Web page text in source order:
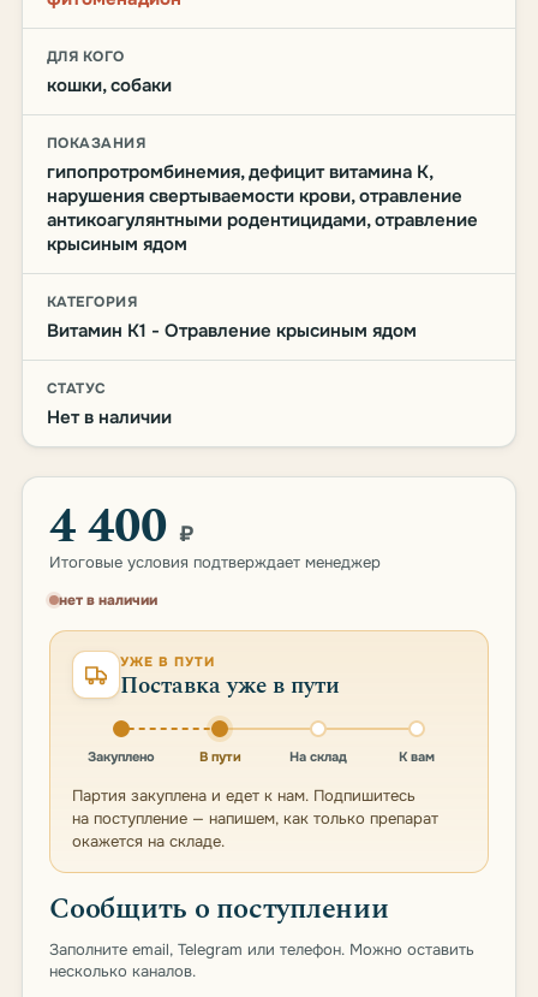
ДЛЯ КОГО
кошки, собаки
ПОКАЗАНИЯ
гипопротромбинемия, дефицит витамина К,
нарушения свертываемости крови, отравление
антикоагулянтными родентицидами, отравление
крысиным ядом
КАТЕГОРИЯ
Витамин К1 - Отравление крысиным ядом
СТАТУС
Нет в наличии
4 400 ₽
Итоговые условия подтверждает менеджер
нет в наличии
УЖЕ В ПУТИ
Поставка уже в пути
Закуплено В пути На склад К вам
Партия закуплена и едет к нам. Подпишитесь
на поступление — напишем, как только препарат
окажется на складе.
Сообщить о поступлении
Заполните email, Telegram или телефон. Можно оставить
несколько каналов.